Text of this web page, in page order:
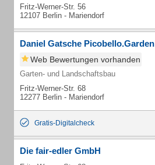
Fritz-Werner-Str. 56
12107 Berlin - Mariendorf
Daniel Gatsche Picobello.Garden
Web Bewertungen vorhanden
Garten- und Landschaftsbau
Fritz-Werner-Str. 68
12277 Berlin - Mariendorf
Gratis-Digitalcheck
Die fair-edler GmbH